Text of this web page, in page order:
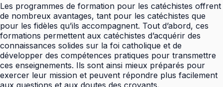
Les programmes de formation pour les catéchistes offrent
de nombreux avantages, tant pour les catéchistes que
pour les fidèles qu’ils accompagnent. Tout d’abord, ces
formations permettent aux catéchistes d’acquérir des
connaissances solides sur la foi catholique et de
développer des compétences pratiques pour transmettre
ces enseignements. Ils sont ainsi mieux préparés pour
exercer leur mission et peuvent répondre plus facilement
aux questions et aux doutes des croyants.